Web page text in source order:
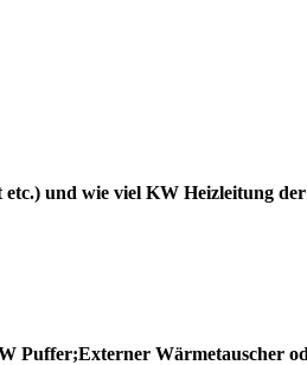
und wie viel KW Heizleitung der
Puffer;Externer Wärmetauscher